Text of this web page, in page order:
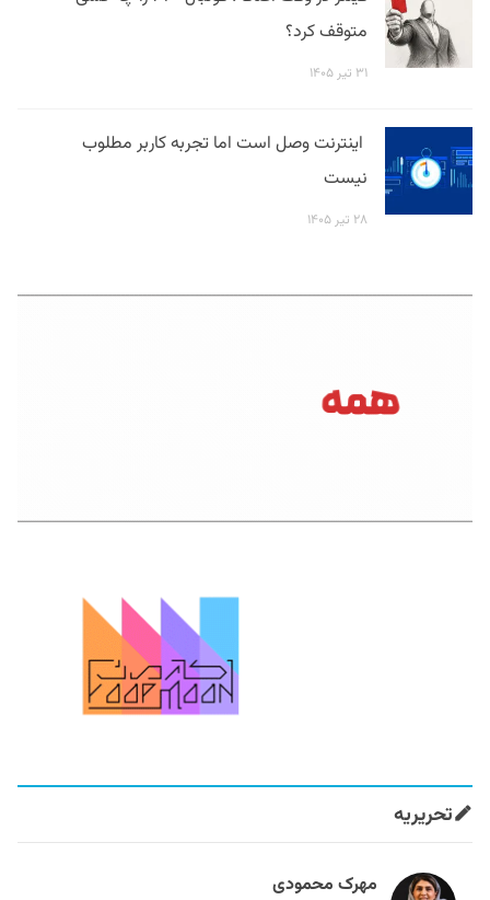
متوقف کرد؟
۳۱ تیر ۱۴۰۵
اینترنت وصل است اما تجربه کاربر مطلوب
نیست
۲۸ تیر ۱۴۰۵
تحریریه
مهرک محمودی